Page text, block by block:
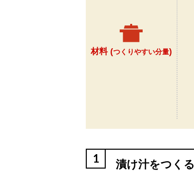
材料 (つくりやすい分量)
1 漬け汁をつくる